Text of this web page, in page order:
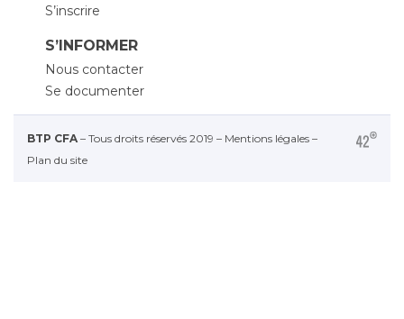
S’inscrire
S’INFORMER
Nous contacter
Se documenter
BTP CFA – Tous droits réservés 2019 – Mentions légales –
Plan du site